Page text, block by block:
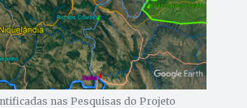
nas Pesquisas do Projeto